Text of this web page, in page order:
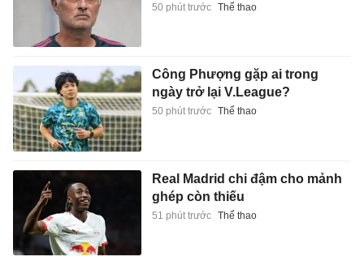
50 phút trước Thể thao
Công Phượng gặp ai trong
ngày trở lại V.League?
50 phút trước Thể thao
Real Madrid chi đậm cho mảnh
ghép còn thiếu
51 phút trước Thể thao